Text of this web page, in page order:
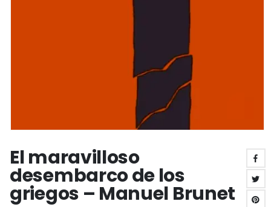
El maravilloso
desembarco de los
griegos – Manuel Brunet